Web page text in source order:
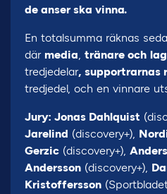
de anser ska vinna.
En totalsumma räknas
där media, tränare och
tredjedelar, supportrarnas
tredjedel, och en vinnare
Jury: Jonas Dahlquist
Jarelind (discovery+),
Gerzic (discovery+), Anders
Andersson (discovery+),
Kristoffersson